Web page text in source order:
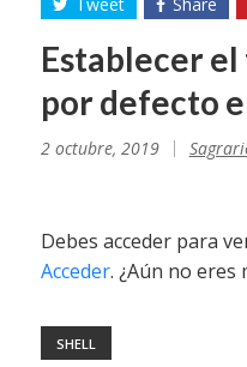
Tweet Share
Establecer
por defecto
2 octubre, 2019
Debes acceder para
Acceder. ¿Aún no eres
SHELL